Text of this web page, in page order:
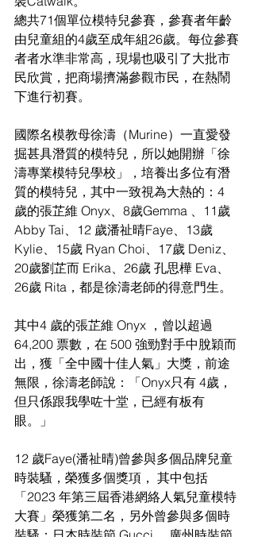
總共71個單位模特兒參賽，參賽者年齡
由兒童組的4歲至成年組26歲。每位參賽
者者水準非常高，現場也吸引了大批市
民欣賞，把商場擠滿參觀市民，在熱鬧
下進行初賽。
國際名模教母徐濤（Murine）一直愛發
掘甚具潛質的模特兒，所以她開辦「徐
濤專業模特兒學校」，培養出多位有潛
質的模特兒，其中一致視為大熱的：4
歲的張芷維 Onyx、8歲Gemma 、11歲
Abby Tai、12 歲潘祉晴Faye、13歲
Kylie、15歲 Ryan Choi、17歲 Deniz、
20歲劉芷而 Erika、26歲 孔思樺 Eva、
26歲 Rita，都是徐濤老師的得意門生。
其中4 歲的張芷維 Onyx ，曾以超過
64,200 票數，在 500 強勁對手中脫穎而
出，獲「全中國十佳人氣」大獎，前途
無限，徐濤老師說：「Onyx只有 4歲，
但只係跟我學咗十堂，已經有板有
眼。」
12 歲Faye(潘祉晴)曾參與多個品牌兒童
時裝騷，榮獲多個獎項， 其中包括
「2023 年第三屆香港網絡人氣兒童模特
大賽」榮獲第二名，另外曾參與多個時